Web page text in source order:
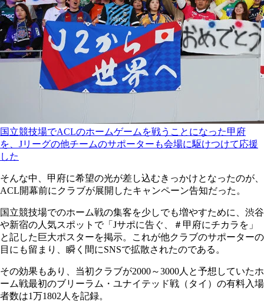
国立競技場でACLのホームゲームを戦うことになった甲府
を、Jリーグの他チームのサポーターも会場に駆けつけて応援
した
そんな中、甲府に希望の光が差し込むきっかけとなったのが、
ACL開幕前にクラブが展開したキャンペーン告知だった。
国立競技場でのホーム戦の集客を少しでも増やすために、渋谷
や新宿の人気スポットで「Jサポに告ぐ、＃甲府にチカラを」
と記した巨大ポスターを掲示。これが他クラブのサポーターの
目にも留まり、瞬く間にSNSで拡散されたのである。
その効果もあり、当初クラブが2000～3000人と予想していたホ
ーム戦最初のブリーラム・ユナイテッド戦（タイ）の有料入場
者数は1万1802人を記録。